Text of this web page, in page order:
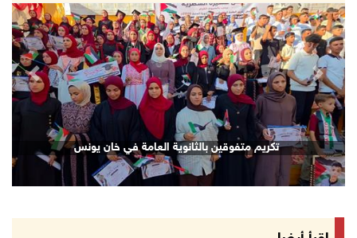
06/آب/2026 10:01 م
رئيس بلدية الخليل يطلع وفدا أميركيا على تطورا ...
06/آب/2026 09:59 م
06/آب/2026 09:17 م
إصابة مسن بجروح ورضوض إثر اعتداء جيش الاحتلال ...
06/آب/2026 09:13 م
ورشة توصي بخطة عاجلة لاستعادة التعليم الوجاهي ...
الرئيس يستقبل مجلس بلدية رام الله ويشدد على د ...
تكريم متفوقين بالثانوية العامة في خان يونس
Next